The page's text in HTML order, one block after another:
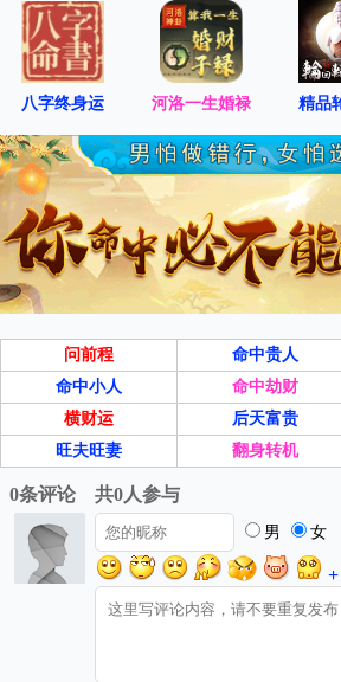
冲 狗 煞南
己巳时 09:00 - 10:59
喜神东北 财神正北
宜
结婚、出行、
安床、求嗣、
忌 安葬、修造、
冲 猪 煞东
午时(11:00-12:59)
庚午时 11:00 - 12:59
宜
结婚、出行
安葬、纳财
忌 动土、修造
八字终身运 河洛一生婚禄 精品
问前程 命中贵人
命中小人
命中劫财
横财运
后天富贵
旺夫旺妻
翻身转机